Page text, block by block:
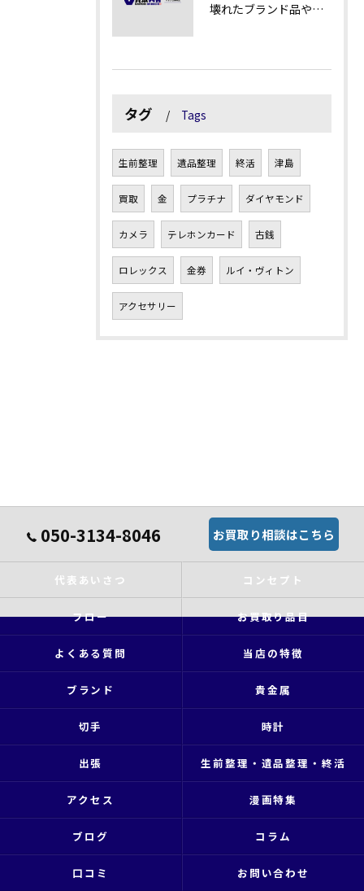
壊れたブランド品や古物の価値を見極める秘訣
タグ Tags
生前整理 遺品整理 終活 津島
買取 金 プラチナ ダイヤモンド
カメラ テレホンカード 古銭
ロレックス 金券 ルイ・ヴィトン
アクセサリー
050-3134-8046 お買取り相談はこちら
代表あいさつ コンセプト
フロー お買取り品目
よくある質問 当店の特徴
ブランド 貴金属
切手 時計
出張 生前整理・遺品整理・終活
アクセス 漫画特集
ブログ コラム
口コミ お問い合わせ